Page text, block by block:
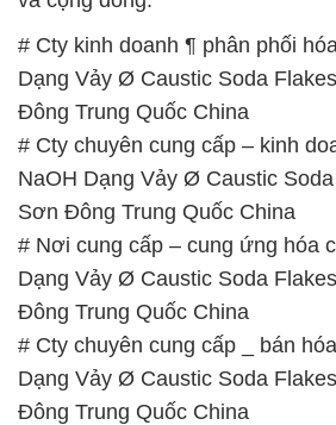
# Cty kinh doanh ¶ phân phối
Dạng Vảy Ø Caustic Soda
Đông Trung Quốc China
# Cty chuyên cung cấp – kinh
NaOH Dạng Vảy Ø Caustic
Sơn Đông Trung Quốc China
# Nơi cung cấp – cung ứng hóa
Dạng Vảy Ø Caustic Soda
Đông Trung Quốc China
# Cty chuyên cung cấp _ bán
Dạng Vảy Ø Caustic Soda
Đông Trung Quốc China